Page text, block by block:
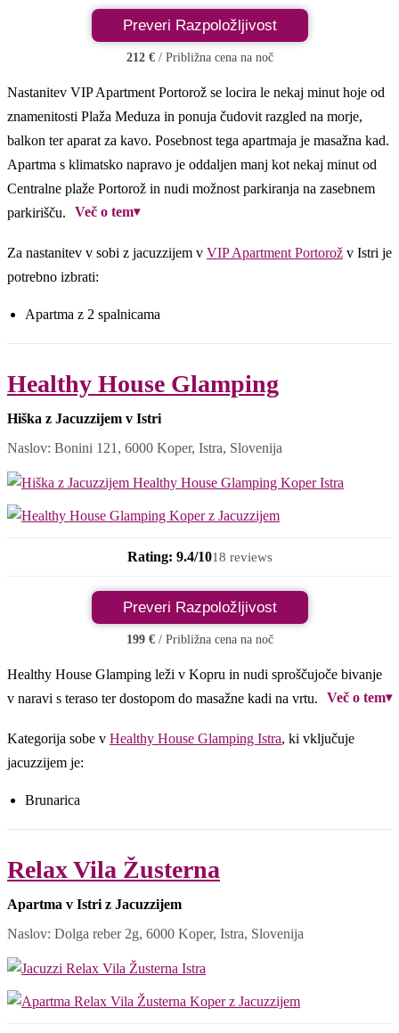
Preveri Razpoložljivost
212 €/ Približna cena na noč
Nastanitev VIP Apartment Portorož se locira le nekaj minut hoje od
znamenitosti Plaža Meduza in ponuja čudovit razgled na morje,
balkon ter aparat za kavo. Posebnost tega apartmaja je masažna kad.
Apartma s klimatsko napravo je oddaljen manj kot nekaj minut od
Centralne plaže Portorož in nudi možnost parkiranja na zasebnem
parkirišču.
Več o tem▾
Za nastanitev v sobi z jacuzzijem v VIP Apartment Portorož v Istri je
potrebno izbrati:
Apartma z 2 spalnicama
Healthy House Glamping
Hiška z Jacuzzijem v Istri
Naslov: Bonini 121, 6000 Koper, Istra, Slovenija
Rating: 9.4/1018 reviews
Preveri Razpoložljivost
199 €/ Približna cena na noč
Healthy House Glamping leži v Kopru in nudi sproščujoče bivanje
v naravi s teraso ter dostopom do masažne kadi na vrtu.
Več o tem▾
Kategorija sobe v Healthy House Glamping Istra, ki vključuje
jacuzzijem je:
Brunarica
Relax Vila Žusterna
Apartma v Istri z Jacuzzijem
Naslov: Dolga reber 2g, 6000 Koper, Istra, Slovenija